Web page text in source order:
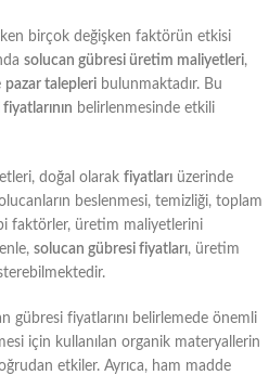
birçok değişken faktörün etkisi
solucan gübresi üretim maliyetleri,
pazar talepleri bulunmaktadır. Bu
belirlenmesinde etkili
doğal olarak fiyatları üzerinde
beslenmesi, temizliği, toplam
faktörler, üretim maliyetlerini
solucan gübresi fiyatları, üretim
gübresi fiyatlarını belirlemede önemli
için kullanılan organik materyallerin
etkiler. Ayrıca, ham madde